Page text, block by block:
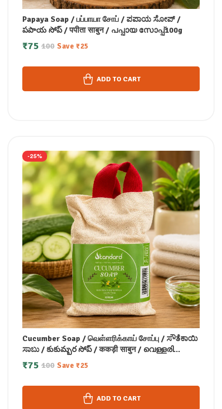
Papaya Soap / பப்பாயா சோப் / ಪಪಾಯ ಸೋಪ್ /
పపాయ సోప్ / पपीता साबुन / പപ്പായ സോപ്പ്100g
100
₹75 Save ₹25
ADD TO CART
-25%
Cucumber Soap / வெள்ளரிக்காய் சோப்பு / ಸೌತೆಕಾಯಿ
ಸಾಬು / కుకుమ్బర సోప్ / ककड़ी साबुन / വെള്ളരി
സോപ്പ്100gm
100
₹75 Save ₹25
ADD TO CART